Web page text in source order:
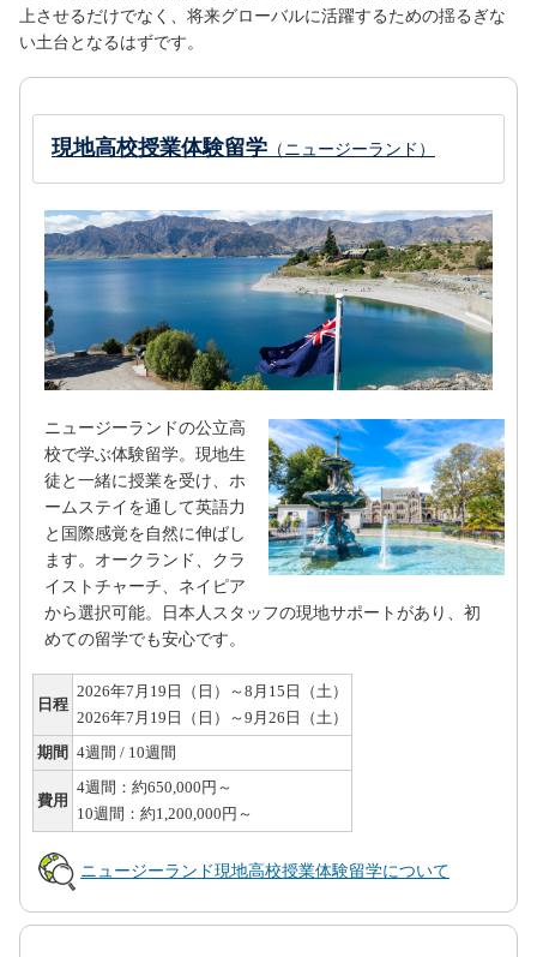
上させるだけでなく、将来グローバルに活躍するための揺るぎな
い土台となるはずです。
現地高校授業体験留学 （ニュージーランド）
ニュージーランドの公立高
校で学ぶ体験留学。現地生
徒と一緒に授業を受け、ホ
ームステイを通して英語力
と国際感覚を自然に伸ばし
ます。オークランド、クラ
イストチャーチ、ネイピア
から選択可能。日本人スタッフの現地サポートがあり、初
めての留学でも安心です。
日程
2026年7月19日（日）～8月15日（土）
2026年7月19日（日）～9月26日（土）
期間 4週間 / 10週間
費用
4週間：約650,000円～
10週間：約1,200,000円～
ニュージーランド現地高校授業体験留学について